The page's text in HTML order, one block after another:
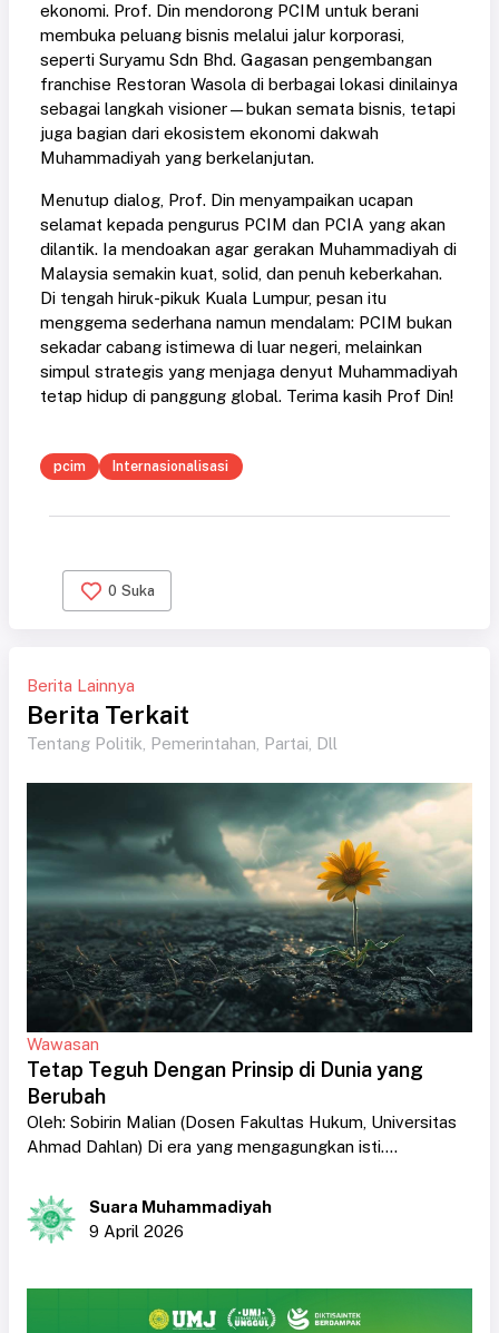
ekonomi. Prof. Din mendorong PCIM untuk berani
membuka peluang bisnis melalui jalur korporasi,
seperti Suryamu Sdn Bhd. Gagasan pengembangan
franchise Restoran Wasola di berbagai lokasi dinilainya
sebagai langkah visioner—bukan semata bisnis, tetapi
juga bagian dari ekosistem ekonomi dakwah
Muhammadiyah yang berkelanjutan.
Menutup dialog, Prof. Din menyampaikan ucapan
selamat kepada pengurus PCIM dan PCIA yang akan
dilantik. Ia mendoakan agar gerakan Muhammadiyah di
Malaysia semakin kuat, solid, dan penuh keberkahan.
Di tengah hiruk-pikuk Kuala Lumpur, pesan itu
menggema sederhana namun mendalam: PCIM bukan
sekadar cabang istimewa di luar negeri, melainkan
simpul strategis yang menjaga denyut Muhammadiyah
tetap hidup di panggung global. Terima kasih Prof Din!
pcim Internasionalisasi
0 Suka
Berita Lainnya
Berita Terkait
Tentang Politik, Pemerintahan, Partai, Dll
Wawasan
Tetap Teguh Dengan Prinsip di Dunia yang
Berubah
Oleh: Sobirin Malian (Dosen Fakultas Hukum, Universitas
Ahmad Dahlan) Di era yang mengagungkan isti....
Suara Muhammadiyah
9 April 2026